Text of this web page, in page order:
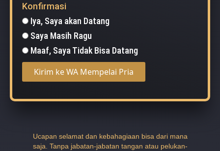
Konfirmasi
Iya, Saya akan Datang
Saya Masih Ragu
Maaf, Saya Tidak Bisa Datang
Kirim ke WA Mempelai Pria
Ucapan selamat dan kebahagiaan bisa dari mana
saja. Tanpa jabatan-jabatan tangan atau pelukan-